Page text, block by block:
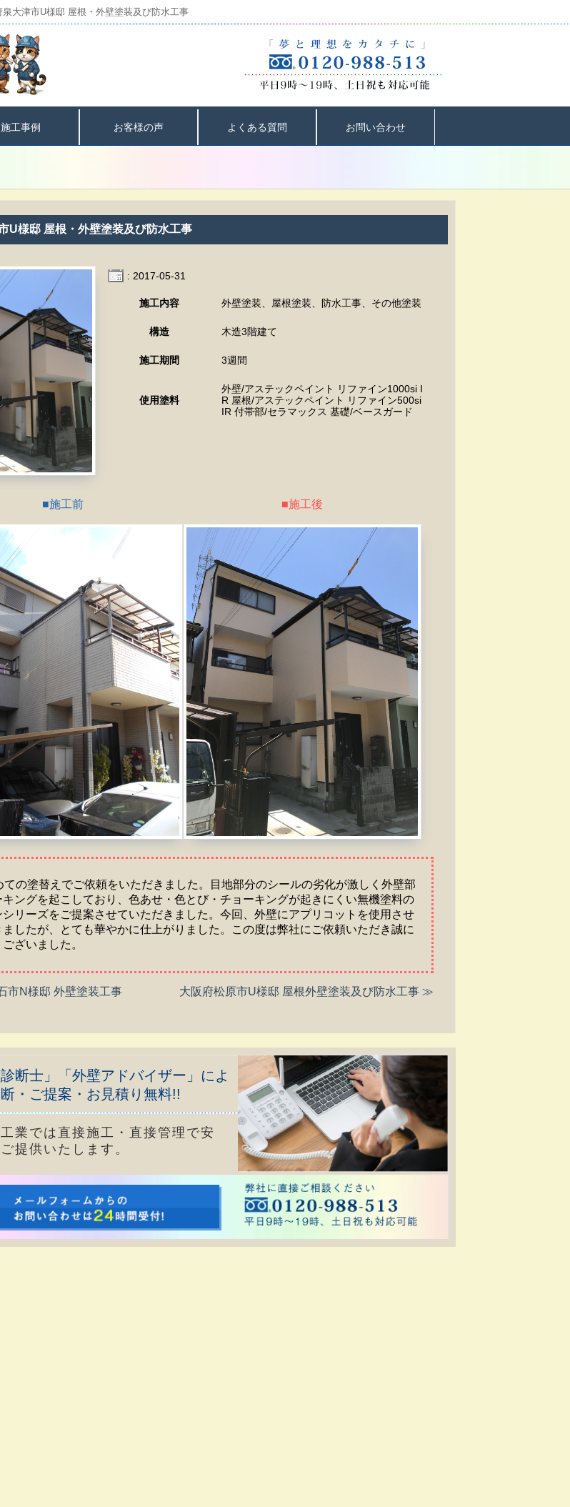
大津市U様邸 屋根・外壁塗装及び防水工事
施工事例 お客様の声 よくある質問 お問い合わせ
U様邸 屋根・外壁塗装及び防水工事
: 2017-05-31
施工内容 外壁塗装、屋根塗装、防水工事、その他塗装
構造 木造3階建て
施工期間 3週間
使用塗料
外壁/アステックペイント リファイン1000si I
R 屋根/アステックペイント リファイン500si
IR 付帯部/セラマックス 基礎/ベースガード
施工前 施工後
ての塗替えでご依頼をいただきました。目地部分のシールの劣化が激しく外壁部
ングを起こしており、色あせ・色とび・チョーキングが起きにくい無機塗料の
シリーズをご提案させていただきました。今回、外壁にアプリコットを使用させ
したが、とても華やかに仕上がりました。この度は弊社にご依頼いただき誠に
ざいました。
市N様邸 外壁塗装工事 大阪府松原市U様邸 屋根外壁塗装及び防水工事 ≫
断士」「外壁アドバイザー」によ
・ご提案・お見積り無料!!
業では直接施工・直接管理で安
提供いたします。